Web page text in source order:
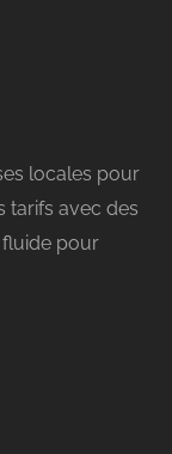
locales pour
tarifs avec des
fluide pour